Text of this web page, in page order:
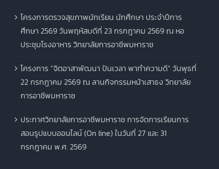
โครงการตรวจสุขภาพนักเรียน นักศึกษา ประจำปีการ
ศึกษา 2569 วันพฤหัสบดีที่ 23 กรกฎาคม 2569 ณ หอ
ประชุมโรงอาหาร วิทยาลัยการอาชีพมหาราช
โครงการ “จิตอาสาพัฒนา ปันเวลา พาทำความดี” วันพุธที่
22 กรกฎาคม 2569 ณ ลานกิจกรรมหน้าเสาธง วิทยาลัย
การอาชีพมหาราช
ประกาศวิทยาลัยการอาชีพมหาราช การจัดการเรียนการ
สอนรูปแบบออนไลน์ (On line) ในวันที่ 27 และ 31
กรกฎาคม พ.ศ. 2569